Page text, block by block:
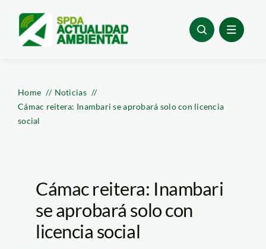
content
Home
Noticias
Cámac reitera: Inambari se aprobará solo con licencia
social
Cámac reitera: Inambari
se aprobará solo con
licencia social